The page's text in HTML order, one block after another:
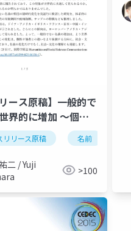
ース原稿】一般的で
界的に増加 ～個性
容を示唆～
HSSC）
リリース原稿 名前
二 / Yuji
>100